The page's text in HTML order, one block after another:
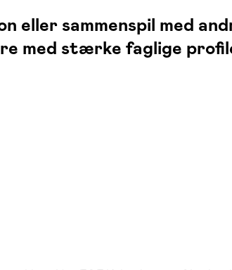
eller sammenspil med
med stærke faglige